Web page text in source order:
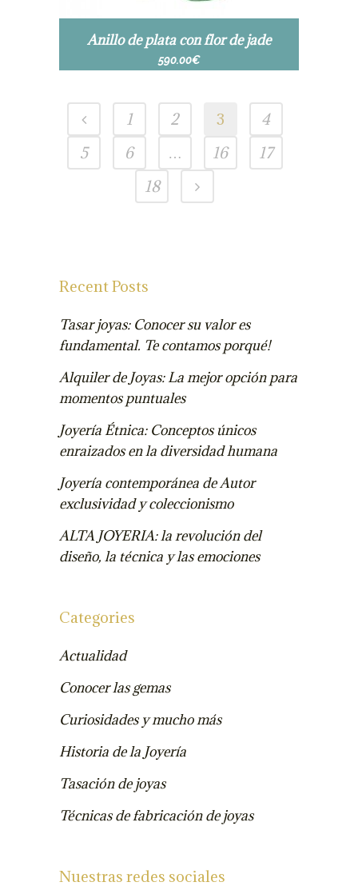
Anillo de plata con flor de jade
590.00€
1 2 3
4
5
6 … 16
17
18
Recent Posts
Tasar joyas: Conocer su valor es
fundamental. Te contamos porqué!
Alquiler de Joyas: La mejor opción para
momentos puntuales
Joyería Étnica: Conceptos únicos
enraizados en la diversidad humana
Joyería contemporánea de Autor
exclusividad y coleccionismo
ALTA JOYERIA: la revolución del
diseño, la técnica y las emociones
Categories
Actualidad
Conocer las gemas
Curiosidades y mucho más
Historia de la Joyería
Tasación de joyas
Técnicas de fabricación de joyas
Nuestras redes sociales